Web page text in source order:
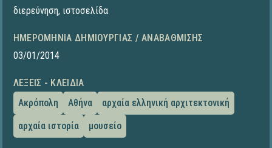
διερεύνηση, ιστοσελίδα
ΗΜΕΡΟΜΗΝΊΑ ΔΗΜΙΟΥΡΓΊΑΣ / ΑΝΑΒΆΘΜΙΣΗΣ
03/01/2014
ΛΈΞΕΙΣ - ΚΛΕΙΔΙΆ
Ακρόπολη
Αθήνα
αρχαία ελληνική αρχιτεκτονική
αρχαία ιστορία
μουσείο